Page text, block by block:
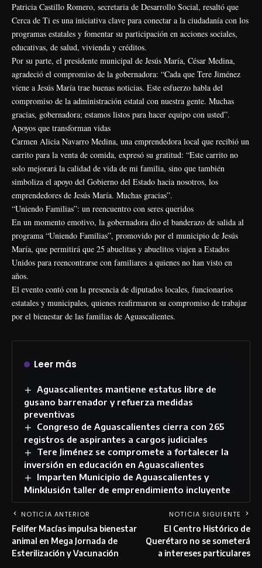
Patricia Castillo Romero, secretaria de Desarrollo Social, resaltó que
Cerca de Ti es una iniciativa clave para conectar a la ciudadanía con los
programas estatales y fomentar su participación en acciones sociales,
educativas, de salud, vivienda y créditos.
Por su parte, el presidente municipal de Jesús María, César Medina,
agradeció el compromiso de la gobernadora: “Cada que Tere Jiménez
viene a Jesús María trae buenas noticias. Este esfuerzo habla del
compromiso de la administración estatal con nuestra gente. Muchas
gracias, gobernadora; estamos listos para hacer equipo con usted”.
Apoyos que transforman vidas
Carmen Alicia Navarro Medina, una emprendedora local que recibió un
carrito para la venta de comida, expresó su gratitud: “Este carrito no
solo mejorará la calidad de vida de mi familia, sino que también
simboliza el apoyo del Gobierno del Estado hacia nosotros, los
emprendedores de Jesús María. Muchas gracias”.
“Uniendo Familias”: un reencuentro con seres queridos
En un momento emotivo, la gobernadora dio el banderazo de salida al
programa “Uniendo Familias”, promovido por el municipio de Jesús
María, que permitirá que 25 abuelitas y abuelitos viajen a Estados
Unidos para reencontrarse con familiares a quienes no han visto en
años.
El evento contó con la presencia de diputados locales, funcionarios
estatales y municipales, quienes reafirmaron su compromiso de trabajar
por el bienestar de las familias de Aguascalientes.
Leer más
Aguascalientes mantiene estatus libre de
gusano barrenador y refuerza medidas
preventivas
Congreso de Aguascalientes cierra con 265
registros de aspirantes a cargos judiciales
Tere Jiménez se compromete a fortalecer la
inversión en educación en Aguascalientes
Imparten Municipio de Aguascalientes y
Minklusión taller de emprendimiento incluyente
NOTICIA ANTERIOR
Felifer Macías impulsa bienestar
animal en Mega Jornada de
Esterilización y Vacunación
NOTICIA SIGUIENTE
El Centro Histórico de
Querétaro no se someterá
a intereses particulares